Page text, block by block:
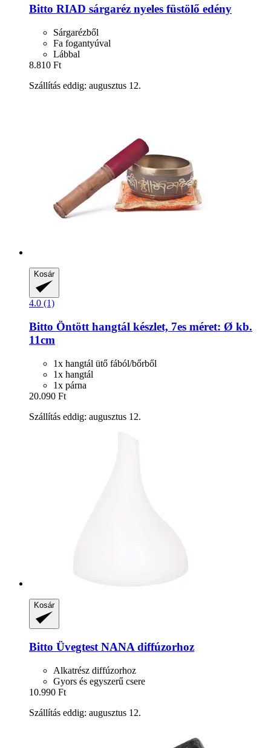
Bitto RIAD sárgaréz nyeles füstölő edény
Sárgarézből
Fa fogantyúval
Lábbal
8.810 Ft
Szállítás eddig: augusztus 12.
Kosár
4.0 (1)
Bitto Öntött hangtál készlet, 7es méret: Ø kb.
11cm
1x hangtál ütő fából/bőrből
1x hangtál
1x párna
20.090 Ft
Szállítás eddig: augusztus 12.
Kosár
Bitto Üvegtest NANA diffúzorhoz
Alkatrész diffúzorhoz
Gyors és egyszerű csere
10.990 Ft
Szállítás eddig: augusztus 12.